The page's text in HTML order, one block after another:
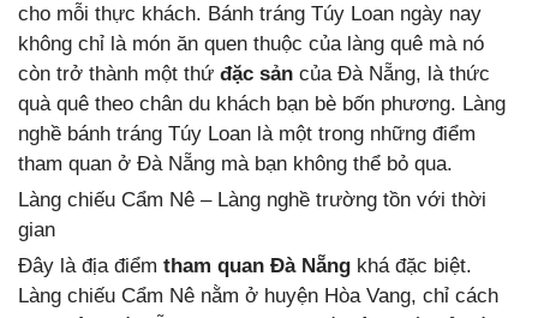
cho mỗi thực khách. Bánh tráng Túy Loan ngày nay
không chỉ là món ăn quen thuộc của làng quê mà nó
còn trở thành một thứ đặc sản của Đà Nẵng, là thức
quà quê theo chân du khách bạn bè bốn phương. Làng
nghề bánh tráng Túy Loan là một trong những điểm
tham quan ở Đà Nẵng mà bạn không thể bỏ qua.
Làng chiếu Cẩm Nê – Làng nghề trường tồn với thời
gian
Đây là địa điểm tham quan Đà Nẵng khá đặc biệt.
Làng chiếu Cẩm Nê nằm ở huyện Hòa Vang, chỉ cách